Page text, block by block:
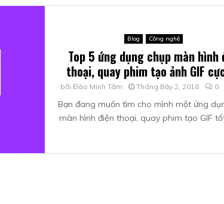
Blog Công nghệ
Top 5 ứng dụng chụp màn hình
thoại, quay phim tạo ảnh GIF
bởi Đào Minh Tâm Tháng Bảy 2, 2018 0
Bạn đang muốn tìm cho mình một ứng
màn hình điện thoại, quay phim tạo GIF